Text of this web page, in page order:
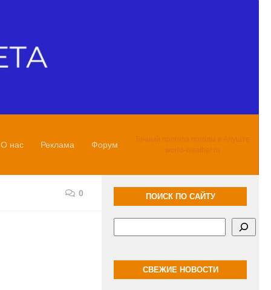
О нас Реклама Форум
Точный прогноз погоды в Алуште
world-weather.ru
0 ПОИСК ПО САЙТУ
СВЕЖИЕ НОВОСТИ